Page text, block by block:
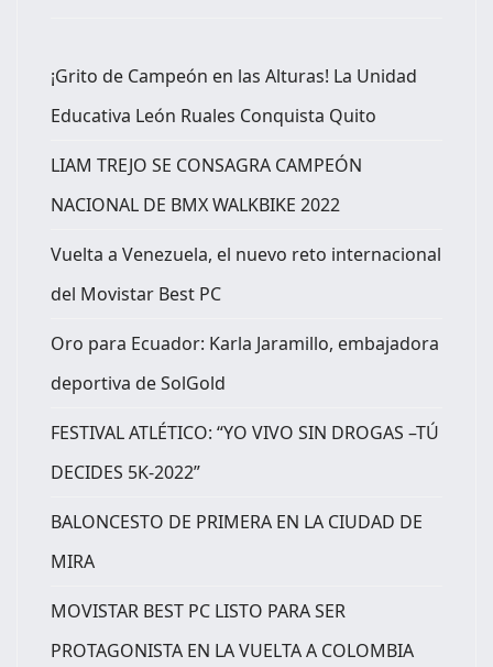
¡Grito de Campeón en las Alturas! La Unidad
Educativa León Ruales Conquista Quito
LIAM TREJO SE CONSAGRA CAMPEÓN
NACIONAL DE BMX WALKBIKE 2022
Vuelta a Venezuela, el nuevo reto internacional
del Movistar Best PC
Oro para Ecuador: Karla Jaramillo, embajadora
deportiva de SolGold
FESTIVAL ATLÉTICO: “YO VIVO SIN DROGAS –TÚ
DECIDES 5K-2022”
BALONCESTO DE PRIMERA EN LA CIUDAD DE
MIRA
MOVISTAR BEST PC LISTO PARA SER
PROTAGONISTA EN LA VUELTA A COLOMBIA